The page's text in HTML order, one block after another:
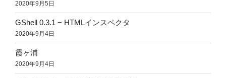
2020年9月5日
GShell 0.3.1 − HTMLインスペクタ
2020年9月4日
霞ヶ浦
2020年9月4日